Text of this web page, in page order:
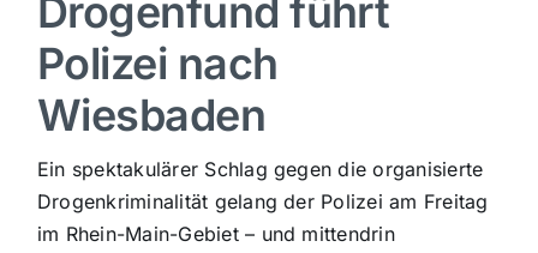
Sport
Panorama
Drogenfund führt
Polizei nach
Wiesbaden
Ein spektakulärer Schlag gegen die organisierte
Drogenkriminalität gelang der Polizei am Freitag
im Rhein-Main-Gebiet – und mittendrin